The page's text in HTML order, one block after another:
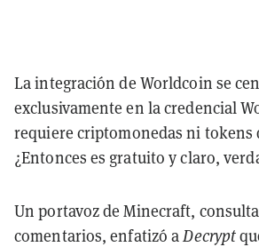
La integración de Worldcoin se
exclusivamente en la credencial
requiere criptomonedas ni tokens
¿Entonces es gratuito y claro,
Un portavoz de Minecraft,
comentarios, enfatizó aDecrypt